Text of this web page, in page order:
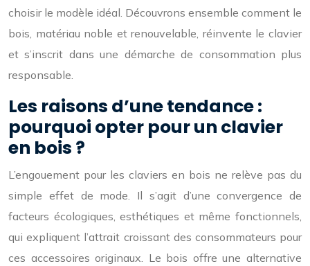
choisir le modèle idéal. Découvrons ensemble comment le
bois, matériau noble et renouvelable, réinvente le clavier
et s’inscrit dans une démarche de consommation plus
responsable.
Les raisons d’une tendance :
pourquoi opter pour un clavier
en bois ?
L’engouement pour les claviers en bois ne relève pas du
simple effet de mode. Il s’agit d’une convergence de
facteurs écologiques, esthétiques et même fonctionnels,
qui expliquent l’attrait croissant des consommateurs pour
ces accessoires originaux. Le bois offre une alternative